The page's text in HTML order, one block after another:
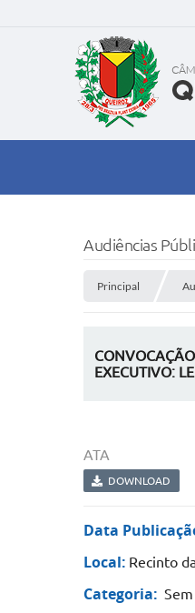
Audiências
Principal
EXECUTIVO:
ATA
DOWNLOAD
Data
Local: Recinto
Categoria: